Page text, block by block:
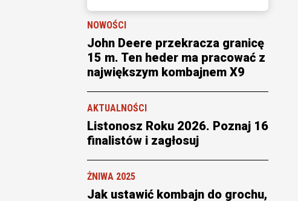
NOWOŚCI
John Deere przekracza granicę
15 m. Ten heder ma pracować z
największym kombajnem X9
AKTUALNOŚCI
Listonosz Roku 2026. Poznaj 16
finalistów i zagłosuj
ŻNIWA 2025
Jak ustawić kombajn do grochu,